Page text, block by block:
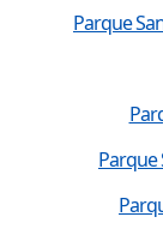
Parque
Parque